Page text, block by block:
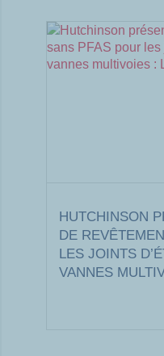
HUTCHINSON
DE
LES JOINTS
VANNES